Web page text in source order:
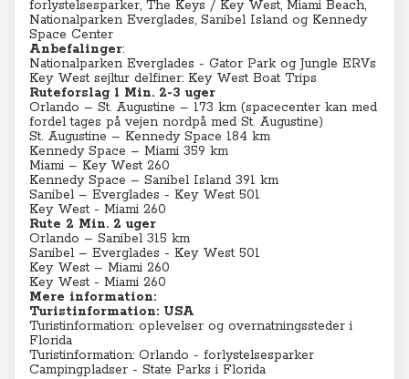
forlystelsesparker, The Keys / Key West, Miami Beach,
Nationalparken Everglades, Sanibel Island og Kennedy
Space Center
Anbefalinger:
Nationalparken Everglades - Gator Parkog Jungle ERVs
Key West sejltur delfiner: Key West Boat Trips
Ruteforslag 1 Min. 2-3 uger
Orlando – St. Augustine – 173 km (spacecenter kan med
fordel tages på vejen nordpå med St. Augustine)
St. Augustine – Kennedy Space 184 km
Kennedy Space – Miami 359 km
Miami – Key West 260
Kennedy Space – Sanibel Island 391 km
Sanibel – Everglades - Key West 501
Key West - Miami 260
Rute 2 Min. 2 uger
Orlando – Sanibel 315 km
Sanibel – Everglades - Key West 501
Key West – Miami 260
Key West - Miami 260
Mere information:
Turistinformation: USA
Turistinformation: oplevelser og overnatningssteder i
Florida
Turistinformation: Orlando - forlystelsesparker
Campingpladser - State Parks i Florida